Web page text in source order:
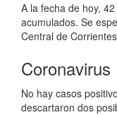
A la fecha de hoy,
acumulados. Se
Central de
Coronavirus
No hay casos
descartaron dos